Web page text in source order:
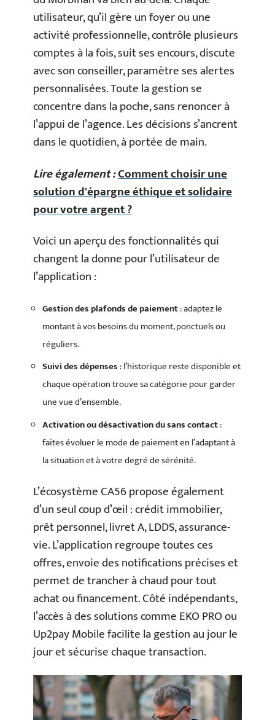
utilisateur, qu’il gère un foyer ou une
activité professionnelle, contrôle plusieurs
comptes à la fois, suit ses encours, discute
avec son conseiller, paramètre ses alertes
personnalisées. Toute la gestion se
concentre dans la poche, sans renoncer à
l’appui de l’agence. Les décisions s’ancrent
dans le quotidien, à portée de main.
Lire également :Comment choisir une
solution d'épargne éthique et solidaire
pour votre argent ?
Voici un aperçu des fonctionnalités qui
changent la donne pour l’utilisateur de
l’application :
Gestion des plafonds de paiement: adaptez le
montant à vos besoins du moment, ponctuels ou
réguliers.
Suivi des dépenses: l’historique reste disponible et
chaque opération trouve sa catégorie pour garder
une vue d’ensemble.
Activation ou désactivation du sans contact:
faites évoluer le mode de paiement en l’adaptant à
la situation et à votre degré de sérénité.
L’écosystème CA56 propose également
d’un seul coup d’œil : crédit immobilier,
prêt personnel, livret A, LDDS, assurance-
vie. L’application regroupe toutes ces
offres, envoie des notifications précises et
permet de trancher à chaud pour tout
achat ou financement. Côté indépendants,
l’accès à des solutions comme EKO PRO ou
Up2pay Mobile facilite la gestion au jour le
jour et sécurise chaque transaction.